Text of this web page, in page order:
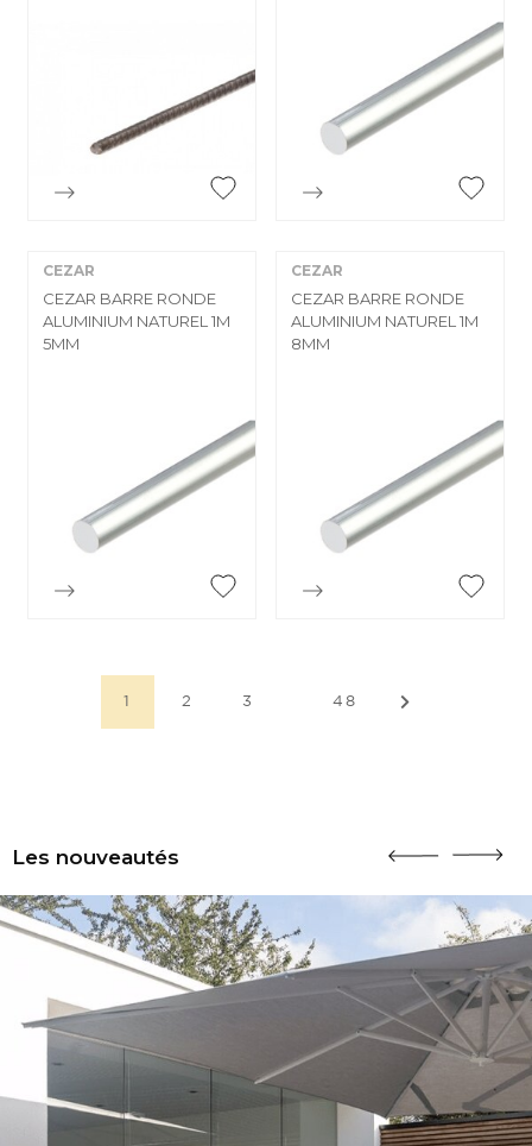
CEZAR
CEZAR BARRE RONDE
ALUMINIUM NATUREL 1M
5MM
CEZAR
CEZAR BARRE RONDE
ALUMINIUM NATUREL 1M
8MM
1 2 3 48
Les nouveautés